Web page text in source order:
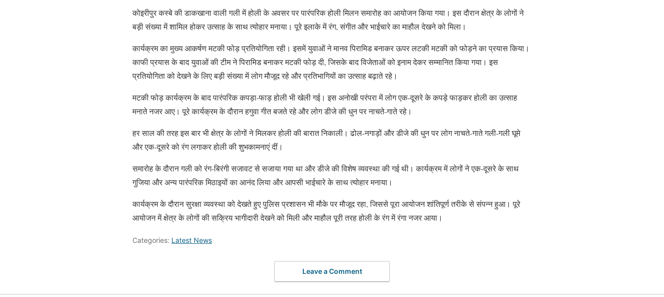
कोइरीपुर कस्बे की डाकखाना वाली गली में होली के अवसर पर पारंपरिक होली मिलन समारोह का आयोजन किया गया। इस दौरान क्षेत्र के लोगों ने
बड़ी संख्या में शामिल होकर उत्साह के साथ त्योहार मनाया। पूरे इलाके में रंग, संगीत और भाईचारे का माहौल देखने को मिला।
कार्यक्रम का मुख्य आकर्षण मटकी फोड़ प्रतियोगिता रही। इसमें युवाओं ने मानव पिरामिड बनाकर ऊपर लटकी मटकी को फोड़ने का प्रयास किया।
काफी प्रयास के बाद युवाओं की टीम ने पिरामिड बनाकर मटकी फोड़ दी, जिसके बाद विजेताओं को इनाम देकर सम्मानित किया गया। इस
प्रतियोगिता को देखने के लिए बड़ी संख्या में लोग मौजूद रहे और प्रतिभागियों का उत्साह बढ़ाते रहे।
मटकी फोड़ कार्यक्रम के बाद पारंपरिक कपड़ा-फाड़ होली भी खेली गई। इस अनोखी परंपरा में लोग एक-दूसरे के कपड़े फाड़कर होली का उत्साह
मनाते नजर आए। पूरे कार्यक्रम के दौरान हगुवा गीत बजते रहे और लोग डीजे की धुन पर नाचते-गाते रहे।
हर साल की तरह इस बार भी क्षेत्र के लोगों ने मिलकर होली की बारात निकाली। ढोल-नगाड़ों और डीजे की धुन पर लोग नाचते-गाते गली-गली घूमे
और एक-दूसरे को रंग लगाकर होली की शुभकामनाएं दीं।
समारोह के दौरान गली को रंग-बिरंगी सजावट से सजाया गया था और डीजे की विशेष व्यवस्था की गई थी। कार्यक्रम में लोगों ने एक-दूसरे के साथ
गुजिया और अन्य पारंपरिक मिठाइयों का आनंद लिया और आपसी भाईचारे के साथ त्योहार मनाया।
कार्यक्रम के दौरान सुरक्षा व्यवस्था को देखते हुए पुलिस प्रशासन भी मौके पर मौजूद रहा, जिससे पूरा आयोजन शांतिपूर्ण तरीके से संपन्न हुआ। पूरे
आयोजन में क्षेत्र के लोगों की सक्रिय भागीदारी देखने को मिली और माहौल पूरी तरह होली के रंग में रंगा नजर आया।
Categories: Latest News
Leave a Comment